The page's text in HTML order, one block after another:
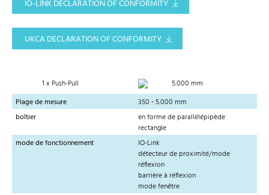
IO-LINK DECLARATION OF CONFORMITY
UKCA DECLARATION OF CONFORMITY
1 x Push-Pull
5.000 mm
Plage de mesure
350 - 5.000 mm
boîtier
en forme de parallélépipède
rectangle
mode de fonctionnement
IO-Link
détecteur de proximité/mode
réflexion
barrière à réflexion
mode fenêtre